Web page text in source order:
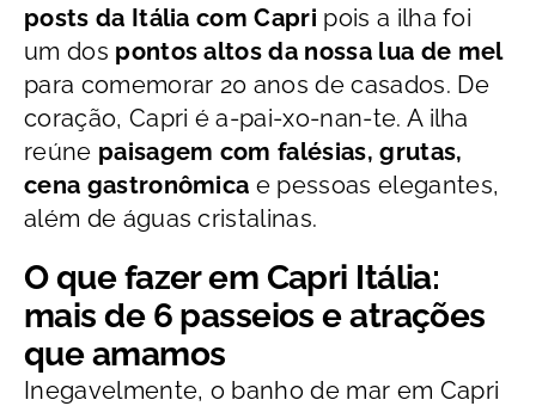
posts da Itália com Capri pois a ilha foi
um dos pontos altos da nossa lua de mel
para comemorar 20 anos de casados. De
coração, Capri é a-pai-xo-nan-te. A ilha
reúne paisagem com falésias, grutas,
cena gastronômica e pessoas elegantes,
além de águas cristalinas.
O que fazer em Capri Itália:
mais de 6 passeios e atrações
que amamos
Inegavelmente, o banho de mar em Capri